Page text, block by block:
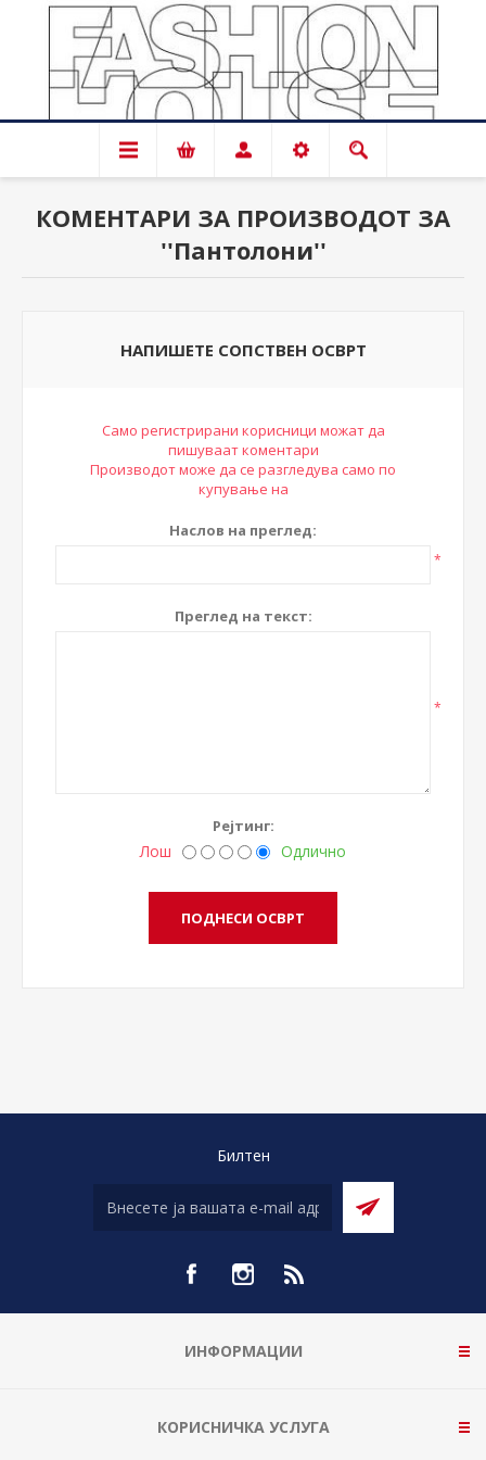
КОМЕНТАРИ ЗА ПРОИЗВОДОТ ЗА
Пантолони
НАПИШЕТЕ СОПСТВЕН ОСВРТ
Само регистрирани корисници можат да
пишуваат коментари
Производот може да се разгледува само по
купување на
Наслов на преглед:
*
Преглед на текст:
*
Рејтинг:
Лош Одлично
Билтен
ИНФОРМАЦИИ
КОРИСНИЧКА УСЛУГА